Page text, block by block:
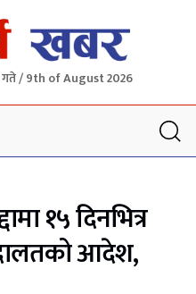
गते / 9th of August 2026
१५ दिनभित्र
आदेश,